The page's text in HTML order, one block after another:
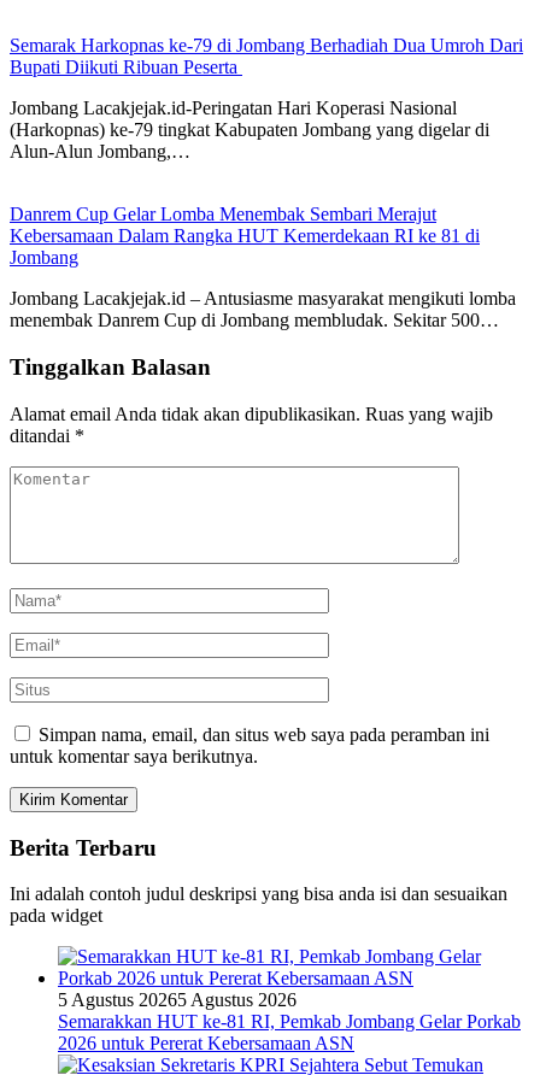
Semarak Harkopnas ke-79 di Jombang Berhadiah Dua Umroh Dari
Bupati Diikuti Ribuan Peserta
Jombang Lacakjejak.id-Peringatan Hari Koperasi Nasional
(Harkopnas) ke-79 tingkat Kabupaten Jombang yang digelar di
Alun-Alun Jombang,…
Danrem Cup Gelar Lomba Menembak Sembari Merajut
Kebersamaan Dalam Rangka HUT Kemerdekaan RI ke 81 di
Jombang
Jombang Lacakjejak.id – Antusiasme masyarakat mengikuti lomba
menembak Danrem Cup di Jombang membludak. Sekitar 500…
Tinggalkan Balasan
Alamat email Anda tidak akan dipublikasikan. Ruas yang wajib
ditandai *
Simpan nama, email, dan situs web saya pada peramban ini
untuk komentar saya berikutnya.
Berita Terbaru
Ini adalah contoh judul deskripsi yang bisa anda isi dan sesuaikan
pada widget
5 Agustus 20265 Agustus 2026
Semarakkan HUT ke-81 RI, Pemkab Jombang Gelar Porkab
2026 untuk Pererat Kebersamaan ASN